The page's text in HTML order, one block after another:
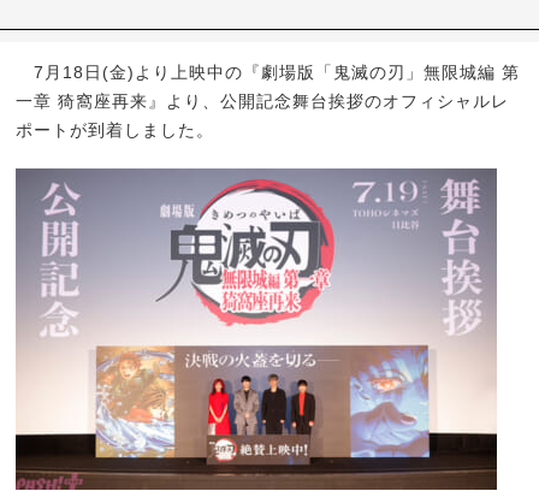
7月18日(金)より上映中の『劇場版「鬼滅の刃」無限城編 第
一章 猗窩座再来』より、公開記念舞台挨拶のオフィシャルレ
ポートが到着しました。